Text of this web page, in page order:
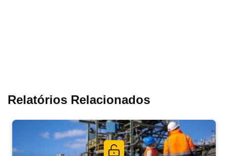
Relatórios Relacionados